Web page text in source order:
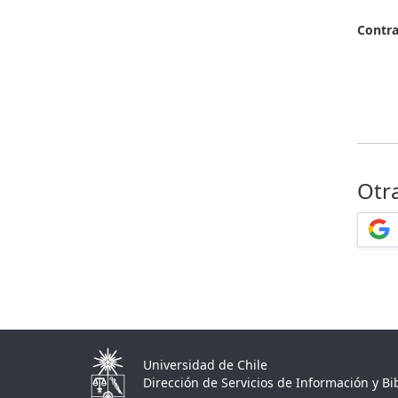
Universidad de Chile
Dirección de Servicios de Información y